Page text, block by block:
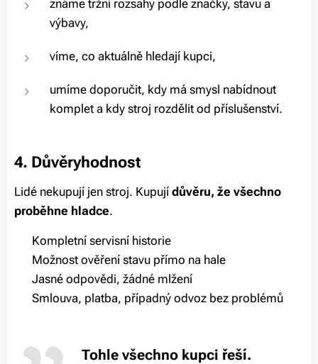
známe tržní rozsahy podle značky, stavu a
výbavy,
víme, co aktuálně hledají kupci,
umíme doporučit, kdy má smysl nabídnout
komplet a kdy stroj rozdělit od příslušenství.
4. Důvěryhodnost
Lidé nekupují jen stroj. Kupují důvěru, že všechno
proběhne hladce.
✅ Kompletní servisní historie
✅ Možnost ověření stavu přímo na hale
✅ Jasné odpovědi, žádné mlžení
✅ Smlouva, platba, případný odvoz bez problémů
Tohle všechno kupci řeší.